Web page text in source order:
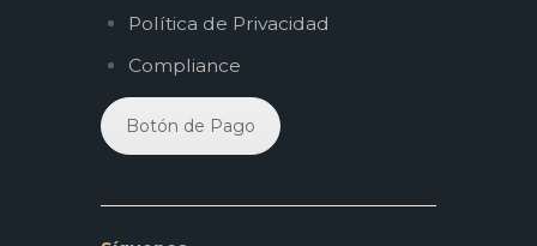
Política de Privacidad
Compliance
Botón de Pago